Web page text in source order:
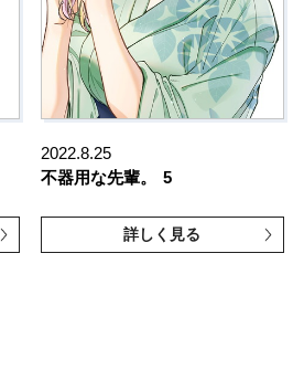
2022.8.25
不器用な先輩。
5
詳しく見る